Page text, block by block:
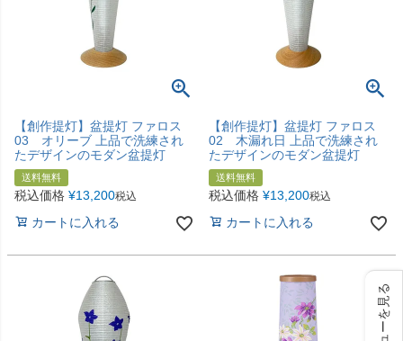
【創作提灯】盆提灯 ファロス
03 オリーブ 上品で洗練され
たデザインのモダン盆提灯
送料無料
税込価格 ¥13,200税込
カートに入れる
【創作提灯】盆提灯 ファロス
02 木漏れ日 上品で洗練され
たデザインのモダン盆提灯
送料無料
税込価格 ¥13,200税込
カートに入れる